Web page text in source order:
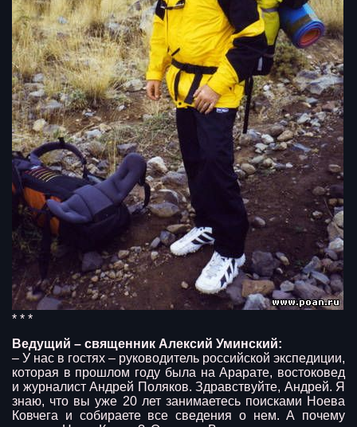
* * *
Ведущий – священник Алексий Уминский:
– У нас в гостях – руководитель российской экспедиции,
которая в прошлом году была на Арарате, востоковед
и журналист Андрей Поляков. Здравствуйте, Андрей. Я
знаю, что вы уже 20 лет занимаетесь поисками Ноева
Ковчега и собираете все сведения о нем. А почему